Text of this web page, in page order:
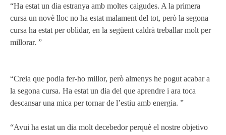
“Ha estat un dia estranya amb moltes caigudes. A la primera
cursa un novè lloc no ha estat malament del tot, però la segona
cursa ha estat per oblidar, en la següent caldrà treballar molt per
millorar. ”
“Creia que podia fer-ho millor, però almenys he pogut acabar a
la segona cursa. Ha estat un dia del que aprendre i ara toca
descansar una mica per tornar de l’estiu amb energia. ”
“Avui ha estat un dia molt decebedor perquè el nostre objetivo